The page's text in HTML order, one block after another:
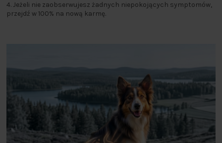
4. Jeżeli nie zaobserwujesz żadnych niepokojących symptomów,
przejdź w 100% na nową karmę.